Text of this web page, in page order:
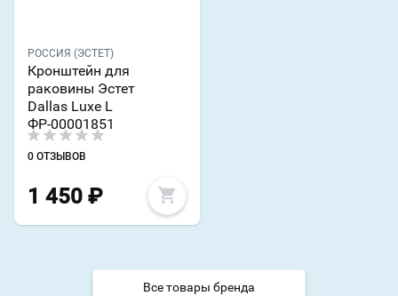
РОССИЯ (ЭСТЕТ)
Кронштейн для
раковины Эстет
Dallas Luxe L
ФР-00001851
0 ОТЗЫВОВ
1 450 ₽
Все товары бренда